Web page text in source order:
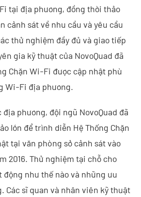
RF Anti-Drone Toàn Băng
RF Anti-Drone Cầm Tay
GPS
Gây Nhiễu Giả Mạo GPS
Xuyên Tường
Ra-đa Xuyên Tường
Ra-đa Xuyên Tường Di Động
Ra-đa Xuyên Tường 2D Cầm Tay
tại địa phương, đồng thời thảo
cảnh sát về nhu cầu và yêu cầu
thử nghiệm đầy đủ và giao tiếp
gia kỹ thuật của NovoQuad đã
Chặn Wi-Fi được cập nhật phù
Wi-Fi địa phương.
phương, đội ngũ NovoQuad đã
lớn để trình diễn Hệ Thống Chặn
tại văn phòng sở cảnh sát vào
2016. Thử nghiệm tại chỗ cho
động như thế nào và những ưu
Các sĩ quan và nhân viên kỹ thuật